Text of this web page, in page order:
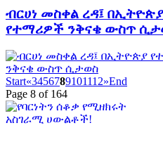
ብርሀነ መስቀል ረዳ፤ በኢትዮጵያ
የተማሪዎች ንቅናቄ ውስጥ
Start«3456789101112»End
Page 8 of 164